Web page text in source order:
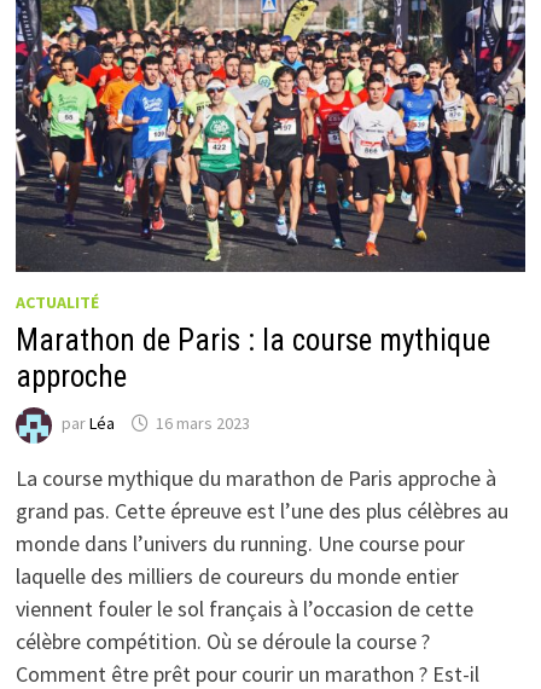
ACTUALITÉ
Marathon de Paris : la course mythique
approche
parLéa 16 mars 2023
La course mythique du marathon de Paris approche à
grand pas. Cette épreuve est l’une des plus célèbres au
monde dans l’univers du running. Une course pour
laquelle des milliers de coureurs du monde entier
viennent fouler le sol français à l’occasion de cette
célèbre compétition. Où se déroule la course ?
Comment être prêt pour courir un marathon ? Est-il